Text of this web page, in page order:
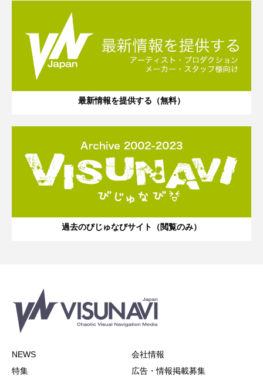
最新情報を提供する（無料）
過去のびじゅなびサイト（閲覧のみ）
NEWS
特集
会社情報
広告・情報掲載募集